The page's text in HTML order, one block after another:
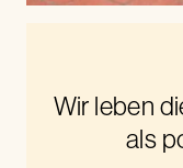
Wir leben
als